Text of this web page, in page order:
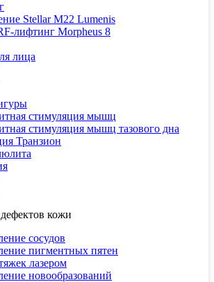
Stellar M22 Lumenis
лифтинг Morpheus 8
лица
стимуляция мышц
стимуляция мышц тазового дна
Транзион
кожи
сосудов
пигментных пятен
лазером
новообразований